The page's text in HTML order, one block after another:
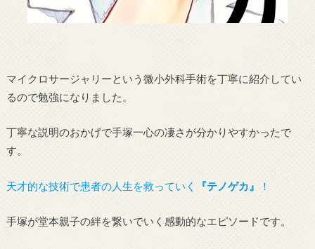
マイクロサージャリーという微小外科手術を丁寧に紹介してい
るので勉強になりました。
丁寧な説明のおかげで手塚一心の凄さが分かりやすかったで
す。
天才的な技術で患者の人生を救っていく 『テノゲカ』 ！
手塚が堂本親子の絆を繋いでいく感動的なエピソードです。